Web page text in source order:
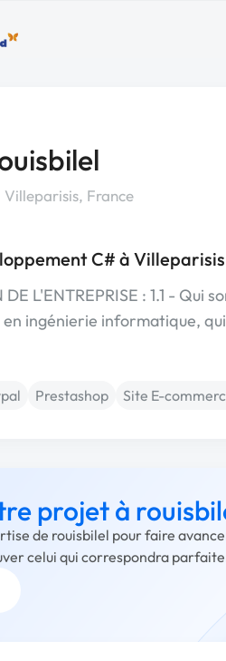
Villeparisis, France
C# à Villeparisis
DE L'ENTREPRISE : 1.1 -
ingénierie informatique,
Prestashop Site E-
projet à
de rouisbilel pour faire
celui qui correspondra